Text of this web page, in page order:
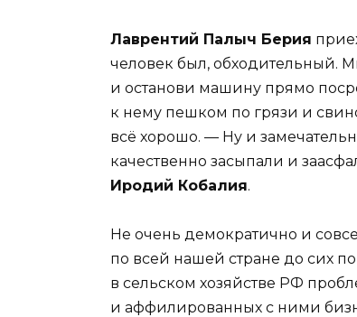
Лаврентий Палыч Берия
человек был, обходительный.
и останови машину прямо
к нему пешком по грязи и
всё хорошо. — Ну и
качественно засыпали и
Иродий Кобалия.
Не очень демократично и
по всей нашей стране до сих
в сельском хозяйстве РФ
и аффилированных с ними